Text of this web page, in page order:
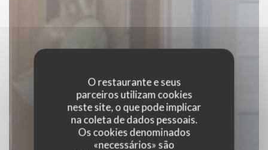
O restaurante e seus
parceiros utilizam cookies
neste site, o que pode implicar
na coleta de dados pessoais.
Os cookies denominados
«necessários» são